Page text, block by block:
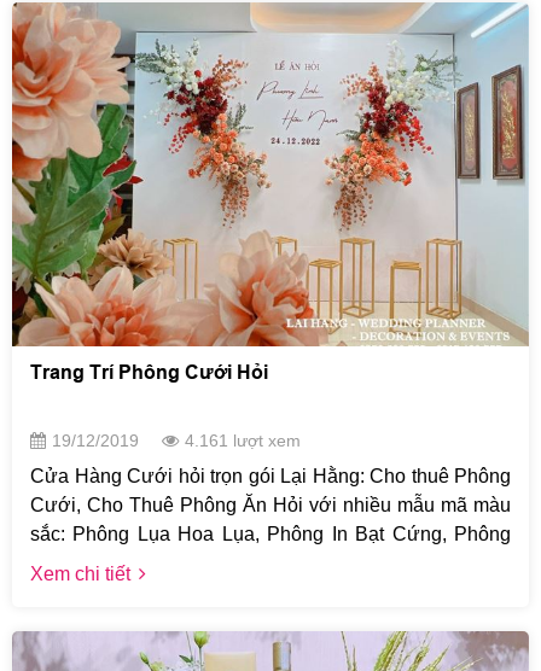
Trang Trí Phông Cưới Hỏi
19/12/2019 4.161 lượt xem
Cửa Hàng Cưới hỏi trọn gói Lại Hằng: Cho thuê Phông
Cưới, Cho Thuê Phông Ăn Hỏi với nhiều mẫu mã màu
sắc: Phông Lụa Hoa Lụa, Phông In Bạt Cứng, Phông
vách CNC khối nổi 3D, khách hàng được chọn mầu
Xem chi tiết